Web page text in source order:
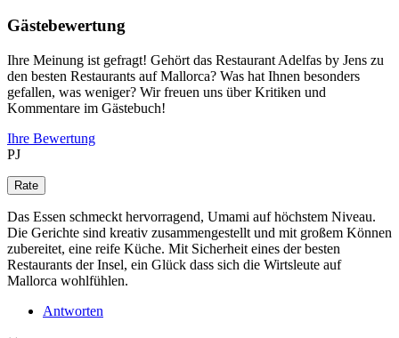
Gästebewertung
Ihre Meinung ist gefragt! Gehört das Restaurant Adelfas by Jens zu
den besten Restaurants auf Mallorca? Was hat Ihnen besonders
gefallen, was weniger? Wir freuen uns über Kritiken und
Kommentare im Gästebuch!
Ihre Bewertung
PJ
Das Essen schmeckt hervorragend, Umami auf höchstem Niveau.
Die Gerichte sind kreativ zusammengestellt und mit großem Können
zubereitet, eine reife Küche. Mit Sicherheit eines der besten
Restaurants der Insel, ein Glück dass sich die Wirtsleute auf
Mallorca wohlfühlen.
Antworten